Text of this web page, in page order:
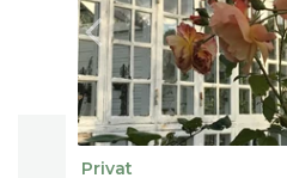
Privat